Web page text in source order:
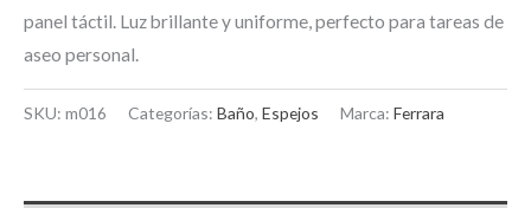
panel táctil. Luz brillante y uniforme, perfecto para tareas de
aseo personal.
SKU: m016 Categorías: Baño, Espejos Marca: Ferrara